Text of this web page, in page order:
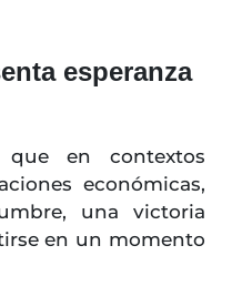
esperanza
que en contextos
económicas,
una victoria
en un momento